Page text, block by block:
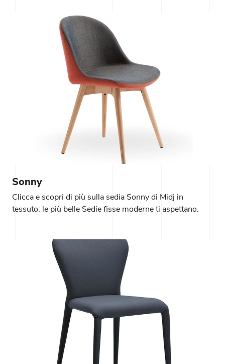
Sonny
Clicca e scopri di più sulla sedia Sonny di Midj in
tessuto: le più belle Sedie fisse moderne ti aspettano.